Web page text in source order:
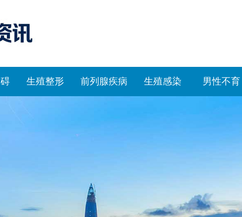
生殖整形 前列腺疾病 生殖感染 男性不育